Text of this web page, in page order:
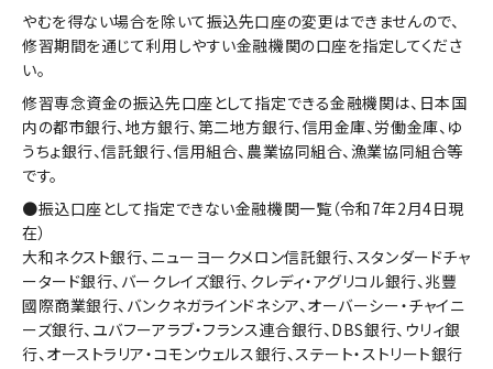
やむを得ない場合を除いて振込先口座の変更はできませんので、
修習期間を通じて利用しやすい金融機関の口座を指定してくださ
い。
修習専念資金の振込先口座として指定できる金融機関は、日本国
内の都市銀行、地方銀行、第二地方銀行、信用金庫、労働金庫、ゆ
うちょ銀行、信託銀行、信用組合、農業協同組合、漁業協同組合等
です。
●振込口座として指定できない金融機関一覧（令和7年2月4日現
在）
大和ネクスト銀行、ニューヨークメロン信託銀行、スタンダードチャ
ータード銀行、バークレイズ銀行、クレディ・アグリコル銀行、兆豐
國際商業銀行、バンクネガラインドネシア、オーバーシー・チャイニ
ーズ銀行、ユバフーアラブ・フランス連合銀行、DBS銀行、ウリィ銀
行、オーストラリア・コモンウェルス銀行、ステート・ストリート銀行